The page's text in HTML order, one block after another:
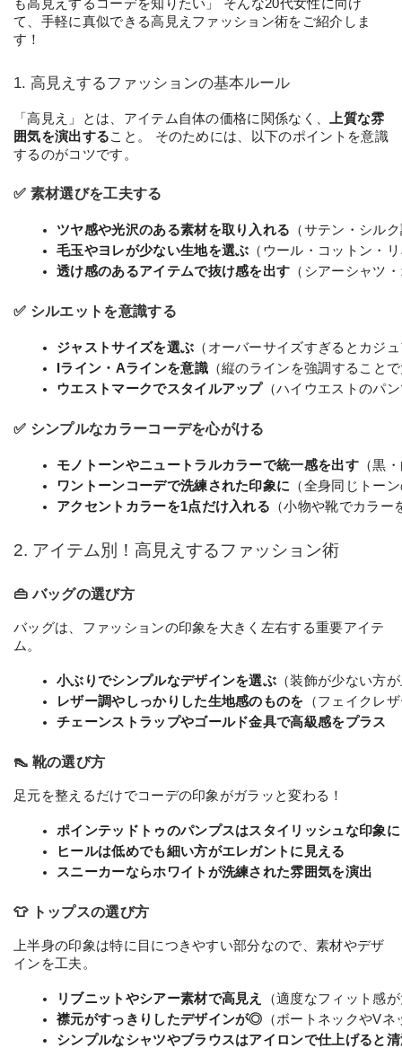
も高見えするコーデを知りたい」 そんな20代女性に向け
て、手軽に真似できる高見えファッション術をご紹介しま
す！
1. 高見えするファッションの基本ルール
「高見え」とは、アイテム自体の価格に関係なく、
上質な雰
囲気を演出すること。 そのためには、以下のポイントを意識
するのがコツです。
✅ 素材選びを工夫する
ツヤ感や光沢のある素材を取り入れる （サテン・シル
毛玉やヨレが少ない生地を選ぶ （ウール・コットン・
透け感のあるアイテムで抜け感を出す （シアーシャツ
✅ シルエットを意識する
ジャストサイズを選ぶ （オーバーサイズすぎるとカジ
Iライン・Aラインを意識（縦のラインを強調すること
ウエストマークでスタイルアップ（ハイウエストのパ
✅ シンプルなカラーコーデを心がける
モノトーンやニュートラルカラーで統一感を出す （黒
ワントーンコーデで洗練された印象に （全身同じトー
アクセントカラーを1点だけ入れる （小物や靴でカラー
2. アイテム別！高見えするファッション術
👜 バッグの選び方
バッグは、ファッションの印象を大きく左右する重要アイテ
ム。
小ぶりでシンプルなデザインを選ぶ （装飾が少ない方
レザー調やしっかりした生地感のものを （フェイクレ
チェーンストラップやゴールド金具で高級感をプラス
👠 靴の選び方
足元を整えるだけでコーデの印象がガラッと変わる！
ポインテッドトゥのパンプスはスタイリッシュな印象に
ヒールは低めでも細い方がエレガントに見える
スニーカーならホワイトが洗練された雰囲気を演出
👕 トップスの選び方
上半身の印象は特に目につきやすい部分なので、素材やデザ
インを工夫。
リブニットやシアー素材で高見え
（適度なフィット感
襟元がすっきりしたデザインが◎ （ボートネックやVネ
シンプルなシャツやブラウスはアイロンで仕上げると